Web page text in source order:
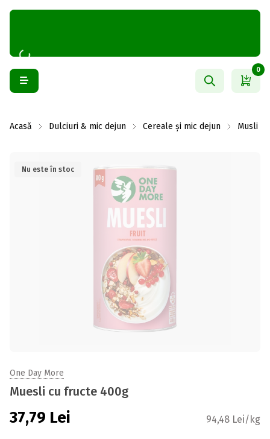
0
Acasă Dulciuri & mic dejun Cereale și mic dejun Musli
Nu este în stoc
One Day More
Muesli cu fructe 400g
37,79 Lei 94,48 Lei/kg